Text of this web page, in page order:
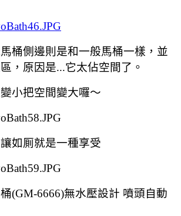
桶側邊則是和一般馬桶一樣，並
，原因是...它太佔空間了。
小把空間變大囉～
如厠就是一種享受
(GM-6666)無水壓設計 噴頭自動